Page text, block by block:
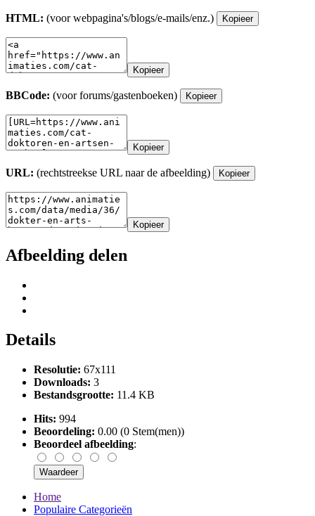
HTML: (voor webpagina's/blogs/e-mails/enz.) Kopieer
Kopieer
BBCode: (voor forums/gastenboeken) Kopieer
Kopieer
URL: (rechtstreekse URL naar de afbeelding) Kopieer
Kopieer
Afbeelding delen
Details
Resolutie: 67x111
Downloads: 3
Bestandsgrootte: 11.4 KB
Hits: 994
Beoordeling: 0.00 (0 Stem(men))
Beoordeel afbeelding:
Home
Populaire Categorieën